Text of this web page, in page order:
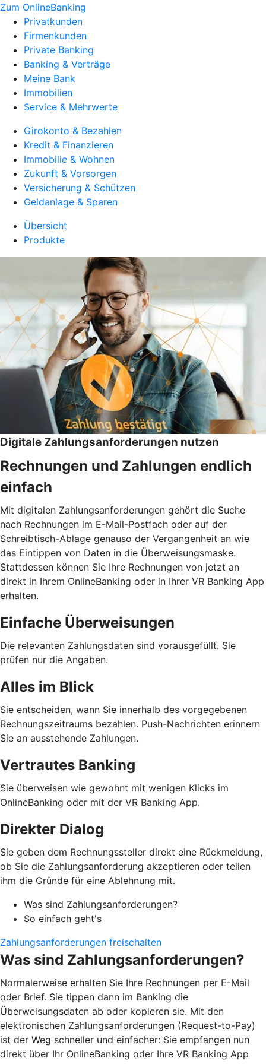
Zum OnlineBanking
Privatkunden
Firmenkunden
Private Banking
Banking & Verträge
Meine Bank
Immobilien
Service & Mehrwerte
Girokonto & Bezahlen
Kredit & Finanzieren
Immobilie & Wohnen
Zukunft & Vorsorgen
Versicherung & Schützen
Geldanlage & Sparen
Übersicht
Produkte
Digitale Zahlungsanforderungen nutzen
Rechnungen und Zahlungen endlich
einfach
Mit digitalen Zahlungsanforderungen gehört die Suche
nach Rechnungen im E-Mail-Postfach oder auf der
Schreibtisch-Ablage genauso der Vergangenheit an wie
das Eintippen von Daten in die Überweisungsmaske.
Stattdessen können Sie Ihre Rechnungen von jetzt an
direkt in Ihrem OnlineBanking oder in Ihrer VR Banking App
erhalten.
Einfache Überweisungen
Die relevanten Zahlungsdaten sind vorausgefüllt. Sie
prüfen nur die Angaben.
Alles im Blick
Sie entscheiden, wann Sie innerhalb des vorgegebenen
Rechnungszeitraums bezahlen. Push-Nachrichten erinnern
Sie an ausstehende Zahlungen.
Vertrautes Banking
Sie überweisen wie gewohnt mit wenigen Klicks im
OnlineBanking oder mit der VR Banking App.
Direkter Dialog
Sie geben dem Rechnungssteller direkt eine Rückmeldung,
ob Sie die Zahlungsanforderung akzeptieren oder teilen
ihm die Gründe für eine Ablehnung mit.
Was sind Zahlungsanforderungen?
So einfach geht's
Zahlungsanforderungen freischalten
Was sind Zahlungsanforderungen?
Normalerweise erhalten Sie Ihre Rechnungen per E-Mail
oder Brief. Sie tippen dann im Banking die
Überweisungsdaten ab oder kopieren sie. Mit den
elektronischen Zahlungsanforderungen (Request-to-Pay)
ist der Weg schneller und einfacher: Sie empfangen nun
direkt über Ihr OnlineBanking oder Ihre VR Banking App